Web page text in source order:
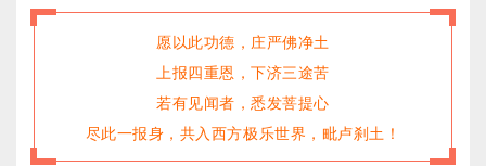
愿以此功德，庄严佛净土
上报四重恩，下济三途苦
若有见闻者，悉发菩提心
尽此一报身，共入西方极乐世界，毗卢刹土！